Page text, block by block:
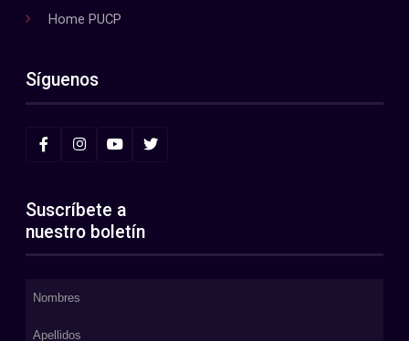
Home PUCP
Síguenos
Suscríbete a
nuestro boletín